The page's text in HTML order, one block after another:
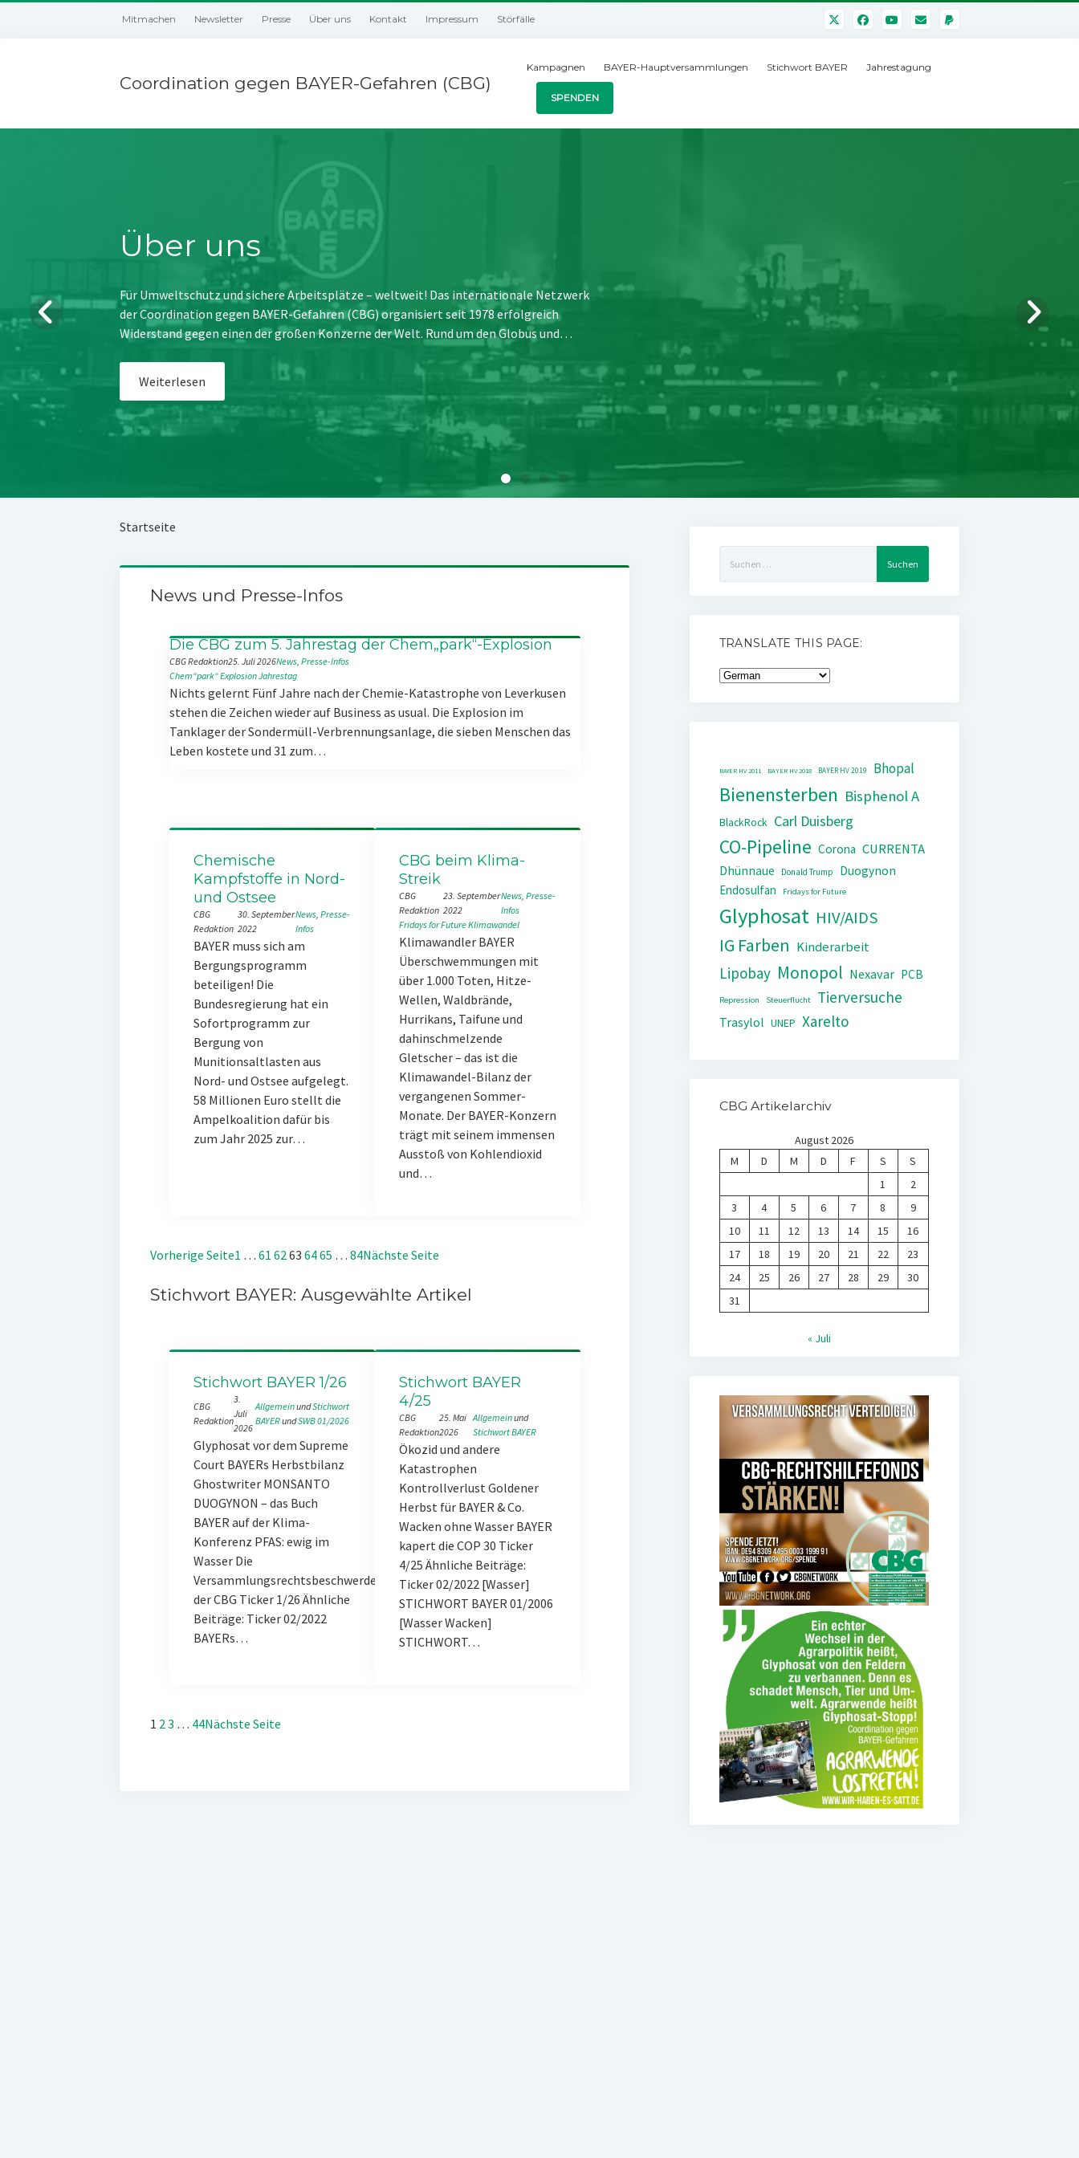
Mitmachen Newsletter Presse Über uns Kontakt Impressum Störfälle
Coordination gegen BAYER-Gefahren (CBG)
Kampagnen BAYER-Hauptversammlungen Stichwort BAYER Jahrestagung
SPENDEN
Über uns
Für Umweltschutz und sichere Arbeitsplätze – weltweit! Das internationale Netzwerk
der Coordination gegen BAYER-Gefahren (CBG) organisiert seit 1978 erfolgreich
Widerstand gegen einen der großen Konzerne der Welt. Rund um den Globus und…
Weiterlesen
Startseite
News und Presse-Infos
Die CBG zum 5. Jahrestag der Chem„park“-Explosion
CBG Redaktion25. Juli 2026News, Presse-Infos
Chem“park“ExplosionJahrestag
Nichts gelernt Fünf Jahre nach der Chemie-Katastrophe von Leverkusen
stehen die Zeichen wieder auf Business as usual. Die Explosion im
Tanklager der Sondermüll-Verbrennungsanlage, die sieben Menschen das
Leben kostete und 31 zum…
Chemische
Kampfstoffe in Nord-
und Ostsee
CBG
Redaktion
30. September
2022
News, Presse-
Infos
BAYER muss sich am
Bergungsprogramm
beteiligen! Die
Bundesregierung hat ein
Sofortprogramm zur
Bergung von
Munitionsaltlasten aus
Nord- und Ostsee aufgelegt.
58 Millionen Euro stellt die
Ampelkoalition dafür bis
zum Jahr 2025 zur…
CBG beim Klima-
Streik
CBG
Redaktion
23. September
2022
News, Presse-
Infos
Fridays for FutureKlimawandel
Klimawandler BAYER
Überschwemmungen mit
über 1.000 Toten, Hitze-
Wellen, Waldbrände,
Hurrikans, Taifune und
dahinschmelzende
Gletscher – das ist die
Klimawandel-Bilanz der
vergangenen Sommer-
Monate. Der BAYER-Konzern
trägt mit seinem immensen
Ausstoß von Kohlendioxid
und…
Vorherige Seite1 … 61 6263 6465 … 84Nächste Seite
Stichwort BAYER: Ausgewählte Artikel
Stichwort BAYER 1/26
CBG
Redaktion
3.
Juli
2026
Allgemein und Stichwort
BAYER und SWB 01/2026
Glyphosat vor dem Supreme
Court BAYERs Herbstbilanz
Ghostwriter MONSANTO
DUOGYNON – das Buch
BAYER auf der Klima-
Konferenz PFAS: ewig im
Wasser Die
Versammlungsrechtsbeschwerde
der CBG Ticker 1/26 Ähnliche
Beiträge: Ticker 02/2022
BAYERs…
Stichwort BAYER
4/25
CBG
Redaktion
25. Mai
2026
Allgemein
und
Stichwort BAYER
Ökozid und andere
Katastrophen
Kontrollverlust Goldener
Herbst für BAYER & Co.
Wacken ohne Wasser BAYER
kapert die COP 30 Ticker
4/25 Ähnliche Beiträge:
Ticker 02/2022 [Wasser]
STICHWORT BAYER 01/2006
[Wasser Wacken]
STICHWORT…
1 23 … 44Nächste Seite
nach:
TRANSLATE THIS PAGE:
BAYER HV 2011 BAYER HV 2018 BAYER HV 2019 Bhopal
Bienensterben Bisphenol A
BlackRock Carl Duisberg
CO-Pipeline Corona CURRENTA
Dhünnaue Donald Trump
Duogynon
Endosulfan
Fridays for Future
Glyphosat HIV/AIDS
IG Farben Kinderarbeit
Lipobay Monopol Nexavar PCB
Repression Steuerflucht Tierversuche
Trasylol UNEP Xarelto
CBG Artikelarchiv
August 2026
M
D M D F S
S
1
2
3
4 5 6 7 8
9
10
11 12 13 14 15
16
17
18 19 20 21 22
23
24
25 26 27 28 29
30
31
« Juli